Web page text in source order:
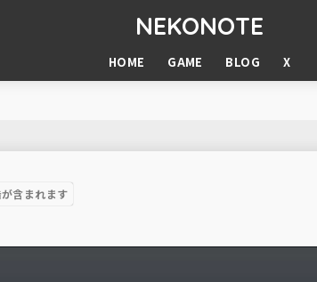
NEKONOTE
HOME GAME BLOG X
含まれます